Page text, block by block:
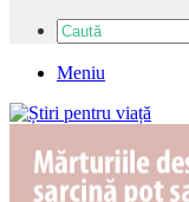
Meniu